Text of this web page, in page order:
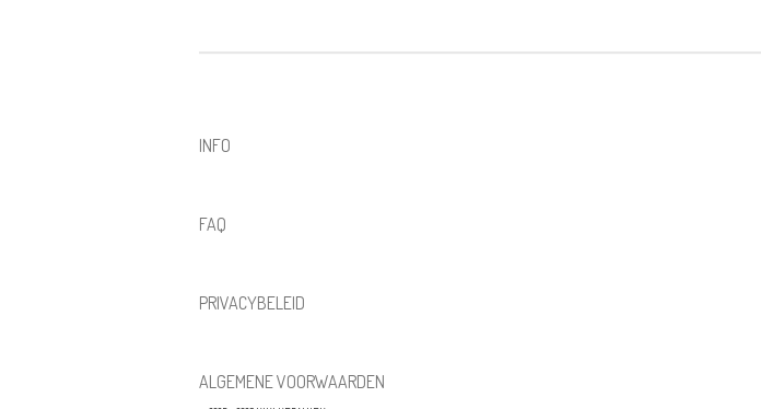
INFO
FAQ
PRIVACYBELEID
ALGEMENE VOORWAARDEN